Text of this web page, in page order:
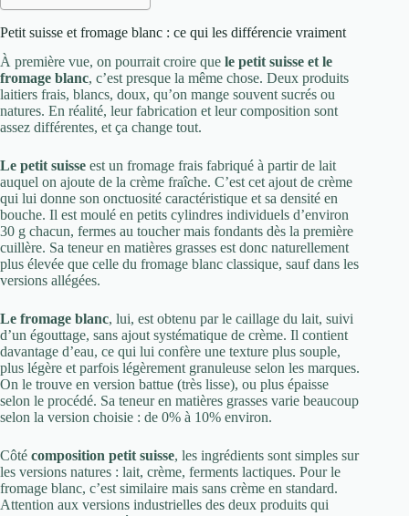
Petit suisse et fromage blanc : ce qui les différencie vraiment
À première vue, on pourrait croire que le petit suisse et le
fromage blanc, c’est presque la même chose. Deux produits
laitiers frais, blancs, doux, qu’on mange souvent sucrés ou
natures. En réalité, leur fabrication et leur composition sont
assez différentes, et ça change tout.
Le petit suisse est un fromage frais fabriqué à partir de lait
auquel on ajoute de la crème fraîche. C’est cet ajout de crème
qui lui donne son onctuosité caractéristique et sa densité en
bouche. Il est moulé en petits cylindres individuels d’environ
30 g chacun, fermes au toucher mais fondants dès la première
cuillère. Sa teneur en matières grasses est donc naturellement
plus élevée que celle du fromage blanc classique, sauf dans les
versions allégées.
Le fromage blanc, lui, est obtenu par le caillage du lait, suivi
d’un égouttage, sans ajout systématique de crème. Il contient
davantage d’eau, ce qui lui confère une texture plus souple,
plus légère et parfois légèrement granuleuse selon les marques.
On le trouve en version battue (très lisse), ou plus épaisse
selon le procédé. Sa teneur en matières grasses varie beaucoup
selon la version choisie : de 0% à 10% environ.
Côté composition petit suisse, les ingrédients sont simples sur
les versions natures : lait, crème, ferments lactiques. Pour le
fromage blanc, c’est similaire mais sans crème en standard.
Attention aux versions industrielles des deux produits qui